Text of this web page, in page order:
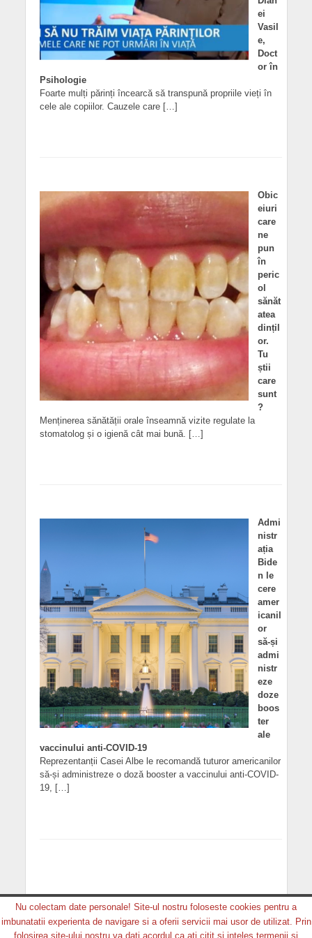
ei
Vasil
e,
Doct
or în
Psihologie
Foarte mulți părinți încearcă să transpună propriile vieți în
cele ale copiilor. Cauzele care […]
Obic
eiuri
care
ne
pun
în
peric
ol
sănăt
atea
dințil
or.
Tu
știi
care
sunt
?
Menținerea sănătății orale înseamnă vizite regulate la
stomatolog și o igienă cât mai bună. […]
Admi
nistr
ația
Bide
n le
cere
amer
icanil
or
să-și
admi
nistr
eze
doze
boos
ter
ale
vaccinului anti-COVID-19
Reprezentanții Casei Albe le recomandă tuturor americanilor
să-și administreze o doză booster a vaccinului anti-COVID-
19, […]
Copyright © 2026. MEDIA GRUP PRODUCTION. Toate
Nu colectam date personale! Site-ul nostru foloseste cookies pentru a
imbunatatii experienta de navigare si a oferii servicii mai usor de utilizat. Prin
folosirea site-ului nostru va dati acordul ca ati citit si inteles termenii si